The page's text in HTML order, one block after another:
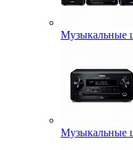
Музыкальные
Музыкальные